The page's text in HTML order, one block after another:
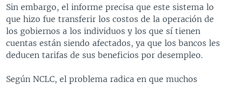
Sin embargo, el informe precisa que este sistema lo
que hizo fue transferir los costos de la operación de
los gobiernos a los individuos y los que sí tienen
cuentas están siendo afectados, ya que los bancos les
deducen tarifas de sus beneficios por desempleo.
Según NCLC, el problema radica en que muchos